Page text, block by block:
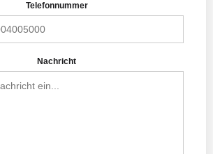
Telefonnummer
Nachricht